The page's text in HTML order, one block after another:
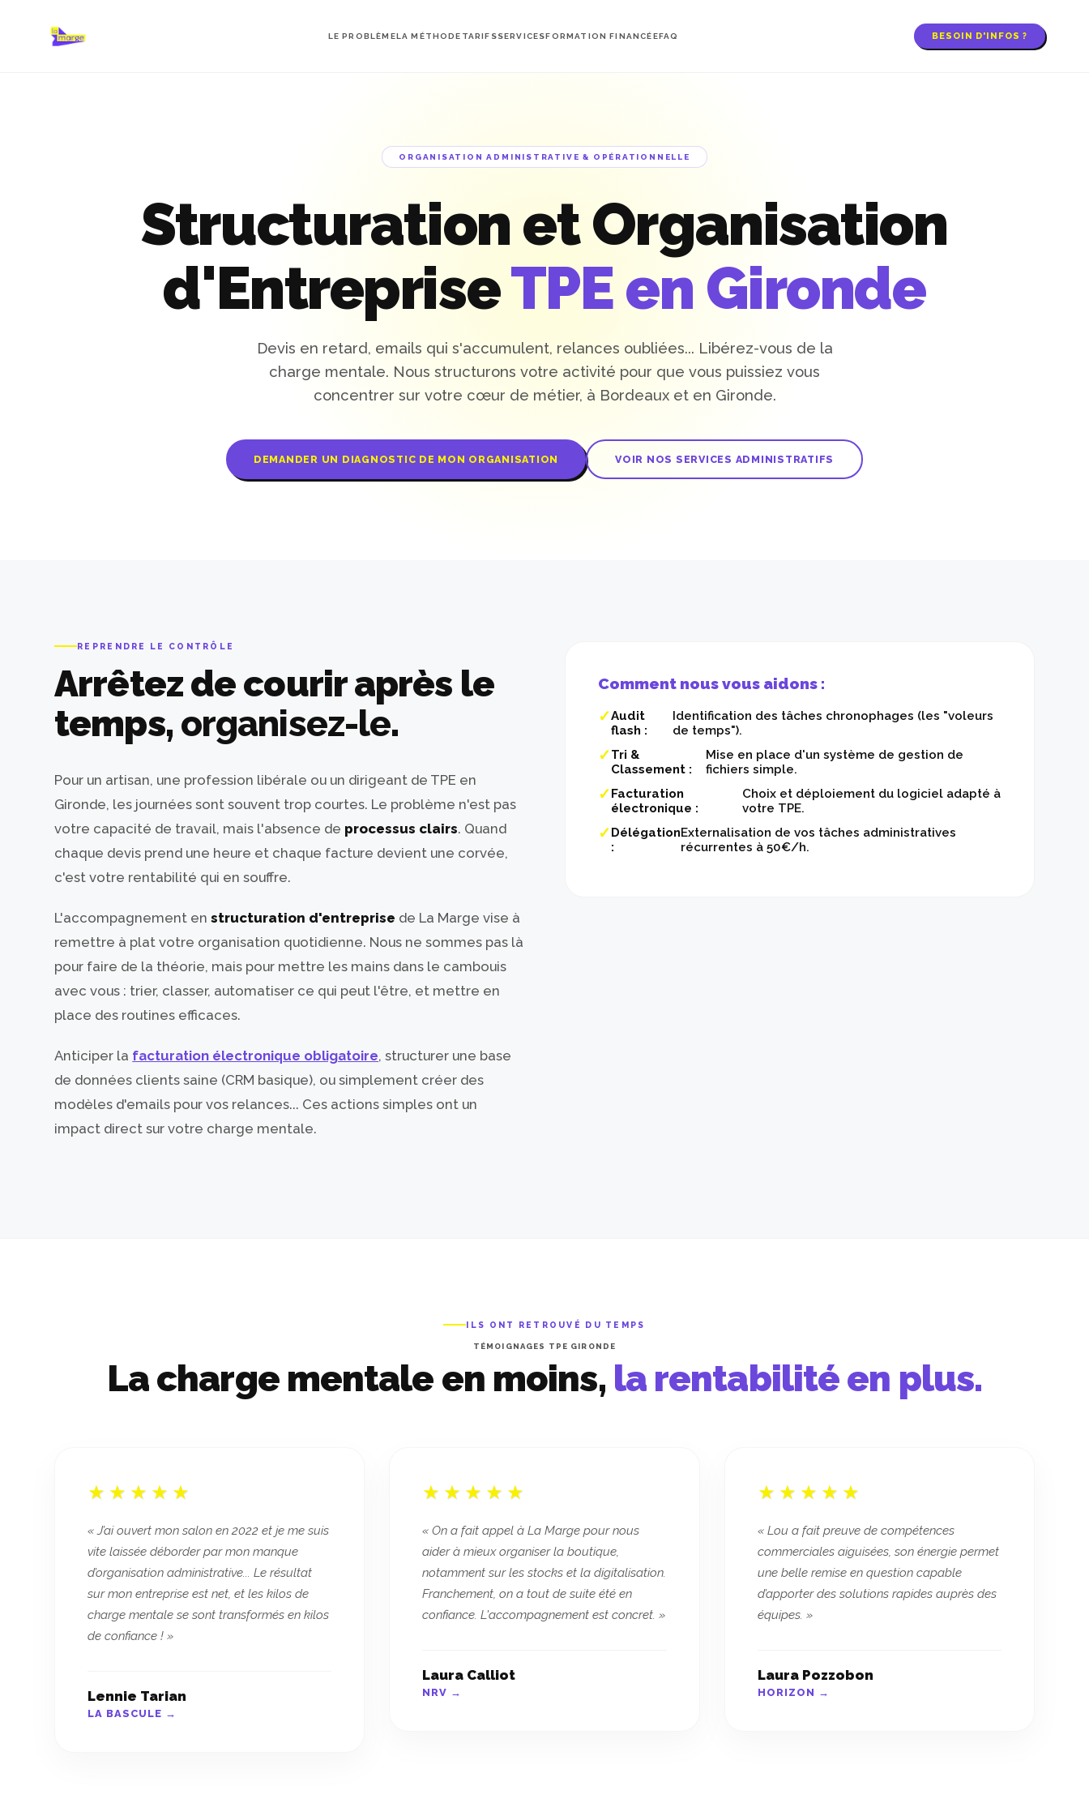
LE PROBLÈMELA MÉTHODE TARIFSSERVICESFORMATION FINANCÉEFAQ BESOIN D'INFOS ?
ORGANISATION ADMINISTRATIVE & OPÉRATIONNELLE
Structuration et Organisation
d'EntrepriseTPE en Gironde
Devis en retard, emails qui s'accumulent, relances oubliées... Libérez-vous de la
charge mentale. Nous structurons votre activité pour que vous puissiez vous
concentrer sur votre cœur de métier, à Bordeaux et en Gironde.
DEMANDER UN DIAGNOSTIC DE MON ORGANISATION VOIR NOS SERVICES ADMINISTRATIFS
REPRENDRE LE CONTRÔLE
Arrêtez de courir après le
temps, organisez-le.
Pour un artisan, une profession libérale ou un dirigeant de TPE en
Gironde, les journées sont souvent trop courtes. Le problème n'est pas
votre capacité de travail, mais l'absence de processus clairs. Quand
chaque devis prend une heure et chaque facture devient une corvée,
c'est votre rentabilité qui en souffre.
L'accompagnement enstructuration d'entreprise de La Marge vise à
remettre à plat votre organisation quotidienne. Nous ne sommes pas là
pour faire de la théorie, mais pour mettre les mains dans le cambouis
avec vous : trier, classer, automatiser ce qui peut l'être, et mettre en
place des routines efficaces.
Anticiper la facturation électronique obligatoire, structurer une base
de données clients saine (CRM basique), ou simplement créer des
modèles d'emails pour vos relances... Ces actions simples ont un
impact direct sur votre charge mentale.
Comment nous vous aidons :
Audit
flash :
Identification des tâches chronophages (les "voleurs
de temps").
Tri &
Classement :
Mise en place d'un système de gestion de
fichiers simple.
Facturation
électronique :
Choix et déploiement du logiciel adapté à
votre TPE.
Délégation
:
Externalisation de vos tâches administratives
récurrentes à 50€/h.
ILS ONT RETROUVÉ DU TEMPS
TÉMOIGNAGES TPE GIRONDE
La charge mentale en moins, la rentabilité en plus.
« J’ai ouvert mon salon en 2022 et je me suis
vite laissée déborder par mon manque
d’organisation administrative... Le résultat
sur mon entreprise est net, et les kilos de
charge mentale se sont transformés en kilos
de confiance ! »
Lennie Tarian
LA BASCULE →
« On a fait appel à La Marge pour nous
aider à mieux organiser la boutique,
notamment sur les stocks et la digitalisation.
Franchement, on a tout de suite été en
confiance. L'accompagnement est concret. »
Laura Calliot
NRV →
« Lou a fait preuve de compétences
commerciales aiguisées, son énergie permet
une belle remise en question capable
d’apporter des solutions rapides auprès des
équipes. »
Laura Pozzobon
HORIZON →